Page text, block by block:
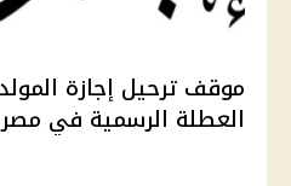
العطلة الرسمية في مصر